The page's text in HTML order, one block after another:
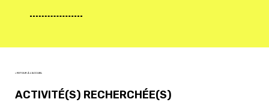
< RETOUR À L'ACCUEIL
ACTIVITÉ(S) RECHERCHÉE(S)